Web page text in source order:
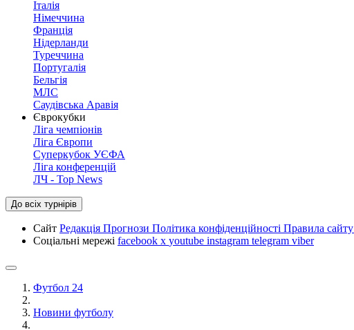
Італія
Німеччина
Франція
Нідерланди
Туреччина
Португалія
Бельгія
МЛС
Саудівська Аравія
Єврокубки
Ліга чемпіонів
Ліга Європи
Суперкубок УЄФА
Ліга конференцій
ЛЧ - Top News
До всіх турнірів
Сайт Редакція Прогнози Політика конфіденційності Правила сайту
Соціальні мережі facebook x youtube instagram telegram viber
Футбол 24
Новини футболу